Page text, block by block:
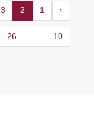
‹
1
2
3
10
...
26